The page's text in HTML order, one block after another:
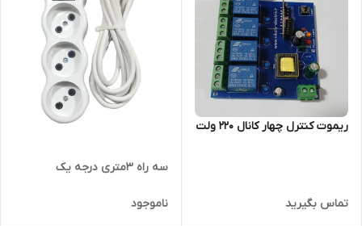
ریموت کنترل چهار کانال ۲۲۰ ولت
تماس بگیرید
سه راه ۳متری درجه یک
ناموجود